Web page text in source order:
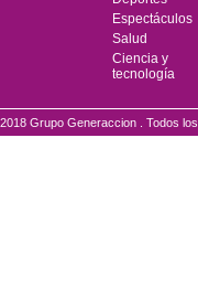
Espectáculos
Salud
Ciencia y
tecnología
2018 Grupo Generaccion . Todos